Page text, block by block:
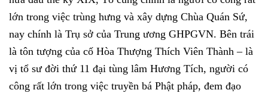
lớn trong việc trùng hưng và xây dựng Chùa Quán Sứ,
nay chính là Trụ sở của Trung ương GHPGVN. Bên trái
là tôn tượng của cố Hòa Thượng Thích Viên Thành – là
vị tổ sư đời thứ 11 đại tùng lâm Hương Tích, người có
công rất lớn trong việc truyền bá Phật pháp, đem đạo